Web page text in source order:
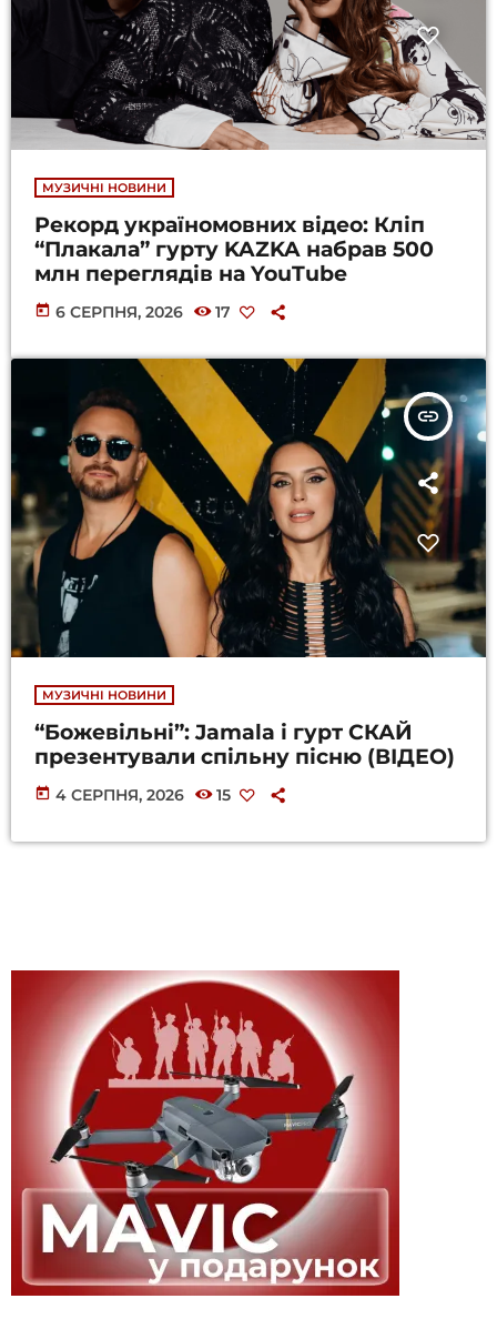
МУЗИЧНІ НОВИНИ
Рекорд україномовних відео: Кліп
“Плакала” гурту KAZKA набрав 500
млн переглядів на YouTube
today 6 СЕРПНЯ, 2026 17
insert_link
МУЗИЧНІ НОВИНИ
“Божевільні”: Jamala і гурт СКАЙ
презентували спільну пісню (ВІДЕО)
today 4 СЕРПНЯ, 2026 15